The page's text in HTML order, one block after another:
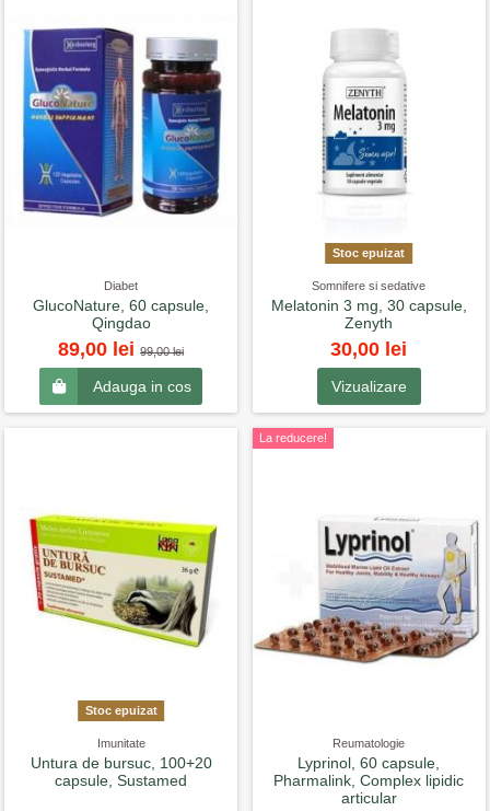
Diabet
GlucoNature, 60 capsule,
Qingdao
89,00 lei99,00 lei
Adauga in cos
Stoc epuizat
Somnifere si sedative
Melatonin 3 mg, 30 capsule,
Zenyth
30,00 lei
Vizualizare
Stoc epuizat
Imunitate
Untura de bursuc, 100+20
capsule, Sustamed
La reducere!
Reumatologie
Lyprinol, 60 capsule,
Pharmalink, Complex lipidic
articular